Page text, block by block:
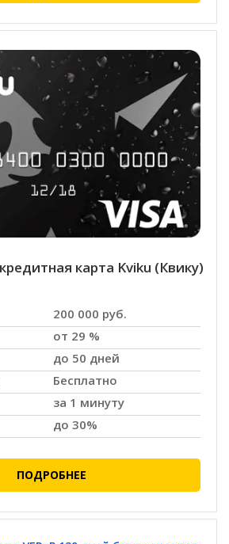
карта Kviku (Квику)
200 000 руб.
от 29 %
до 50 дней
Бесплатно
за 1 минуту
до 30%
ПОДРОБНЕЕ